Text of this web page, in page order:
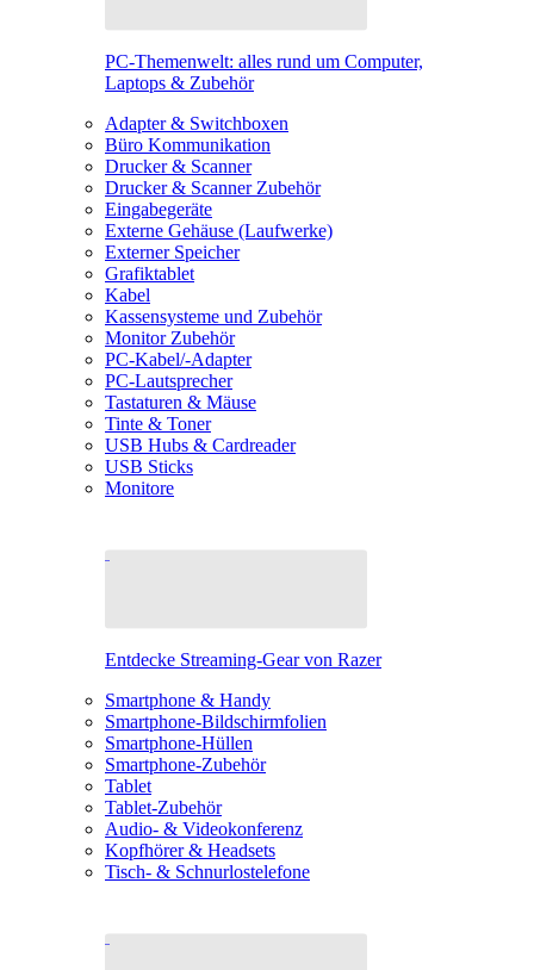
PC-Themenwelt: alles rund um Computer,
Laptops & Zubehör
Adapter & Switchboxen
Büro Kommunikation
Drucker & Scanner
Drucker & Scanner Zubehör
Eingabegeräte
Externe Gehäuse (Laufwerke)
Externer Speicher
Grafiktablet
Kabel
Kassensysteme und Zubehör
Monitor Zubehör
PC-Kabel/-Adapter
PC-Lautsprecher
Tastaturen & Mäuse
Tinte & Toner
USB Hubs & Cardreader
USB Sticks
Monitore
Entdecke Streaming-Gear von Razer
Smartphone & Handy
Smartphone-Bildschirmfolien
Smartphone-Hüllen
Smartphone-Zubehör
Tablet
Tablet-Zubehör
Audio- & Videokonferenz
Kopfhörer & Headsets
Tisch- & Schnurlostelefone